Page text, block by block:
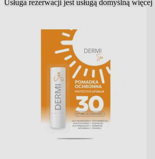
Usługa rezerwacji jest usługą domyślną więcej